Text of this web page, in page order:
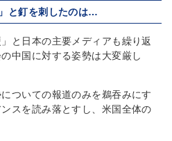
と釘を刺したのは…
と日本の主要メディアも繰り返
中国に対する姿勢は大変厳し
ついての報道のみを鵜吞みにす
スを読み落とすし、米国全体の